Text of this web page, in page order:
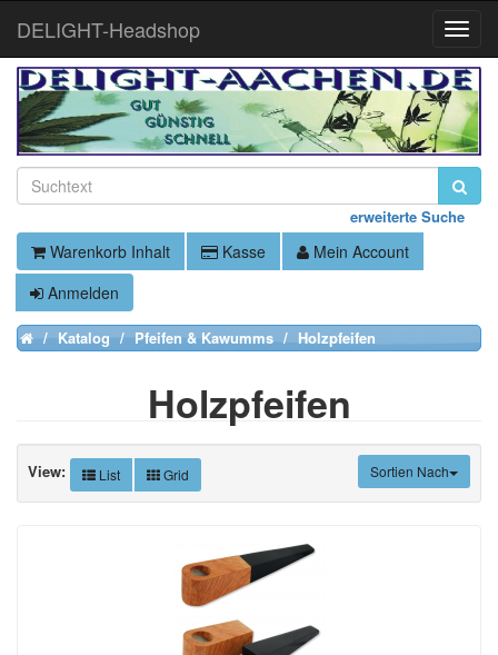
erweiterte Suche
Warenkorb Inhalt Kasse
Mein Account
Anmelden
HomeKatalog Pfeifen & Kawumms Holzpfeifen
Holzpfeifen
Sortien Nach
View: List Grid
Toggle
DELIGHT-Headshop